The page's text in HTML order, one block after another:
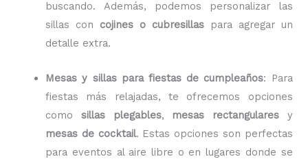
buscando. Además, podemos personalizar las
sillas con cojines o cubresillaspara agregar un
detalle extra.
Mesas y sillas para fiestas de cumpleaños: Para
fiestas más relajadas, te ofrecemos opciones
como sillas plegables, mesas rectangularesy
mesas de cocktail. Estas opciones son perfectas
para eventos al aire libre o en lugares donde se